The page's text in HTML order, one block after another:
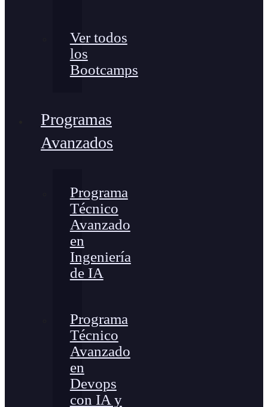
Ver todos
los
Bootcamps
Programas
Avanzados
Programa
Técnico
Avanzado
en
Ingeniería
de IA
Programa
Técnico
Avanzado
en
Devops
con IA y